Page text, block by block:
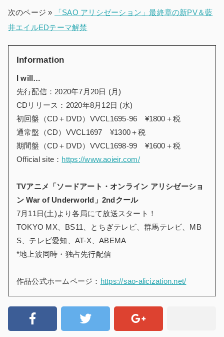
次のページ »
「SAO アリシゼーション」最終章の新PV＆藍
井エイルEDテーマ解禁
Information
I will…
先行配信：2020年7月20日 (月)
CDリリース：2020年8月12日 (水)
初回盤（CD＋DVD）VVCL1695-96 ¥1800＋税
通常盤（CD）VVCL1697 ¥1300＋税
期間盤（CD＋DVD）VVCL1698-99 ¥1600＋税
Official site： https://www.aoieir.com/
TVアニメ「ソードアート・オンライン アリシゼーショ
ン War of Underworld」2ndクール
7月11日(土)より各局にて放送スタート！
TOKYO MX、BS11、とちぎテレビ、群馬テレビ、MB
S、テレビ愛知、AT-X、ABEMA
*地上波同時・独占先行配信
作品公式ホームページ： https://sao-alicization.net/